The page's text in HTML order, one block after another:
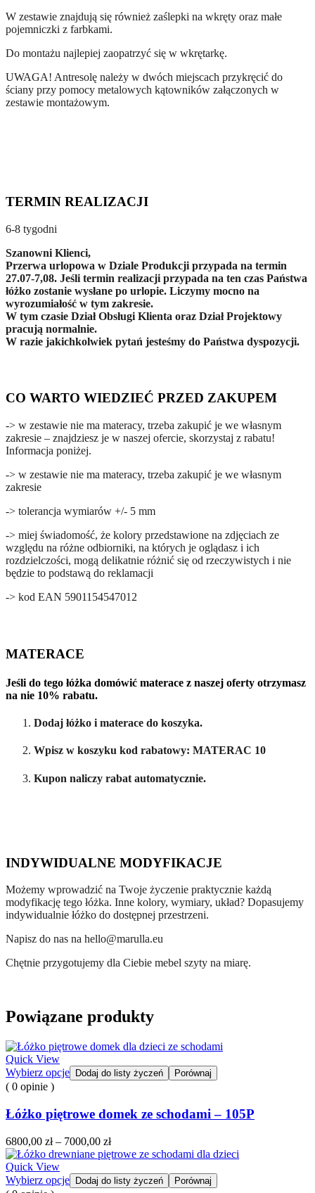
W zestawie znajdują się również zaślepki na wkręty oraz małe
pojemniczki z farbkami.
Do montażu najlepiej zaopatrzyć się w wkrętarkę.
UWAGA! Antresolę należy w dwóch miejscach przykręcić do
ściany przy pomocy metalowych kątowników załączonych w
zestawie montażowym.
TERMIN REALIZACJI
6-8 tygodni
Szanowni Klienci,
Przerwa urlopowa w Dziale Produkcji przypada na termin
27.07-7,08. Jeśli termin realizacji przypada na ten czas Państwa
łóżko zostanie wysłane po urlopie. Liczymy mocno na
wyrozumiałość w tym zakresie.
W tym czasie Dział Obsługi Klienta oraz Dział Projektowy
pracują normalnie.
W razie jakichkolwiek pytań jesteśmy do Państwa dyspozycji.
CO WARTO WIEDZIEĆ PRZED ZAKUPEM
-> w zestawie nie ma materacy, trzeba zakupić je we własnym
zakresie – znajdziesz je w naszej ofercie, skorzystaj z rabatu!
Informacja poniżej.
-> w zestawie nie ma materacy, trzeba zakupić je we własnym
zakresie
-> tolerancja wymiarów +/- 5 mm
-> miej świadomość, że kolory przedstawione na zdjęciach ze
względu na różne odbiorniki, na których je oglądasz i ich
rozdzielczości, mogą delikatnie różnić się od rzeczywistych i nie
będzie to podstawą do reklamacji
-> kod EAN 5901154547012
MATERACE
Jeśli do tego łóżka domówić materace z naszej oferty otrzymasz
na nie 10% rabatu.
Dodaj łóżko i materace do koszyka.
Wpisz w koszyku kod rabatowy: MATERAC 10
Kupon naliczy rabat automatycznie.
INDYWIDUALNE MODYFIKACJE
Możemy wprowadzić na Twoje życzenie praktycznie każdą
modyfikację tego łóżka. Inne kolory, wymiary, układ? Dopasujemy
indywidualnie łóżko do dostępnej przestrzeni.
Napisz do nas na hello@marulla.eu
Chętnie przygotujemy dla Ciebie mebel szyty na miarę.
Powiązane produkty
Quick View
Wybierz opcje
Dodaj do listy życzeń Porównaj
( 0 opinie )
Łóżko piętrowe domek ze schodami – 105P
6800,00 zł – 7000,00 złZakres
cen:
6800,00 zł
Quick View
Wybierz opcje Dodaj do listy życzeń Porównaj